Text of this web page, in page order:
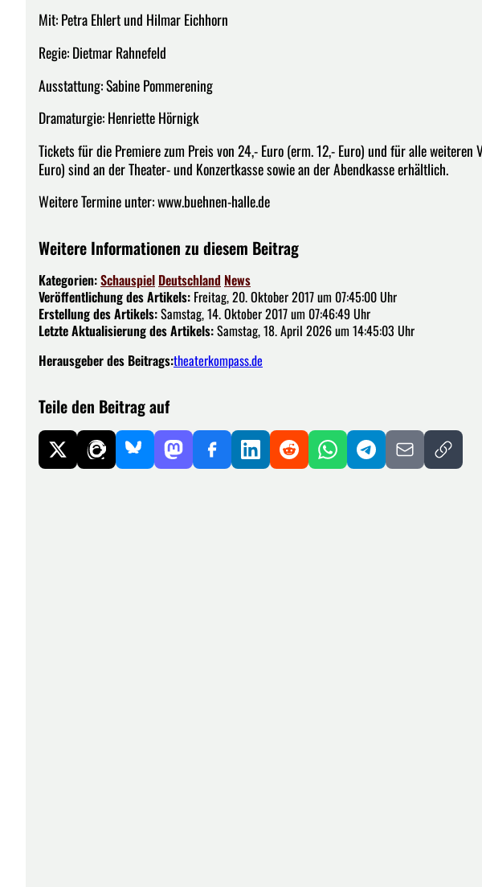
Mit: Petra Ehlert und Hilmar Eichhorn
Regie: Dietmar Rahnefeld
Ausstattung: Sabine Pommerening
Dramaturgie: Henriette Hörnigk
Tickets für die Premiere zum Preis von 24,- Euro (erm. 12,- Euro) und für alle weiteren
Euro) sind an der Theater- und Konzertkasse sowie an der Abendkasse erhältlich.
Weitere Termine unter: www.buehnen-halle.de
Weitere Informationen zu diesem Beitrag
Kategorien:Schauspiel Deutschland News
Veröffentlichung des Artikels: Freitag, 20. Oktober 2017 um 07:45:00 Uhr
Erstellung des Artikels:Samstag, 14. Oktober 2017 um 07:46:49 Uhr
Letzte Aktualisierung des Artikels:Samstag, 18. April 2026 um 14:45:03 Uhr
Herausgeber des Beitrags:theaterkompass.de
Teile den Beitrag auf